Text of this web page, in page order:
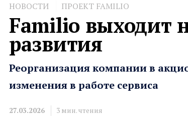
НОВОСТИ
ПРОЕКТ FAMILIO
Familio выходит
развития
Реорганизация компании в
изменения в работе сервиса
27.03.2026 3 мин. чтения